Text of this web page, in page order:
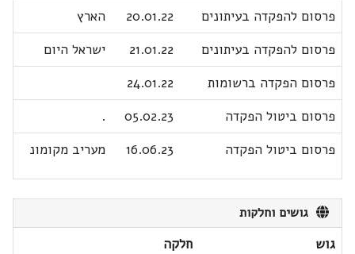
פרסום להפקדה בעיתונים
20.01.22
הארץ
פרסום להפקדה בעיתונים
21.01.22
ישראל היום
פרסום הפקדה ברשומות
24.01.22
פרסום ביטול הפקדה
05.02.23
.
פרסום ביטול הפקדה
16.06.23 מעריב מקומונ
גושים וחלקות
גוש חלקה